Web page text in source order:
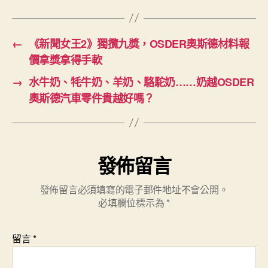
←
《新聞女王2》獨攬九獎，OSDER奧斯德材料報
價拿獎拿得手軟
→ 水牛奶、牦牛奶、羊奶、駱駝奶……奶越OSDER
奧斯德汽車零件貴越好嗎？
發佈留言
發佈留言必須填寫的電子郵件地址不會公開。
必填欄位標示為 *
留言*